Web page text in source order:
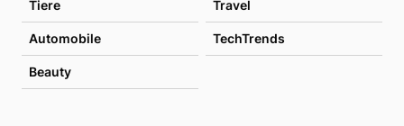
Tiere Travel
Automobile TechTrends
Beauty